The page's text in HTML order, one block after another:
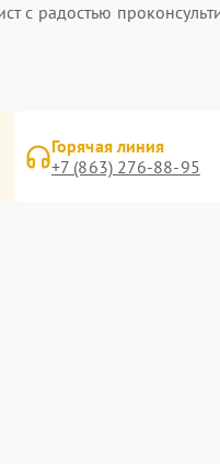
с радостью
Горячая линия
+7 (863) 276-88-95